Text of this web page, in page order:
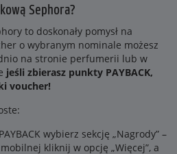
Sephora?
to doskonały pomysł na
o wybranym nominale możesz
na stronie perfumerii lub w
jeśli zbierasz punkty PAYBACK,
voucher!
wybierz sekcję „Nagrody” –
kliknij w opcję „Więcej”, a